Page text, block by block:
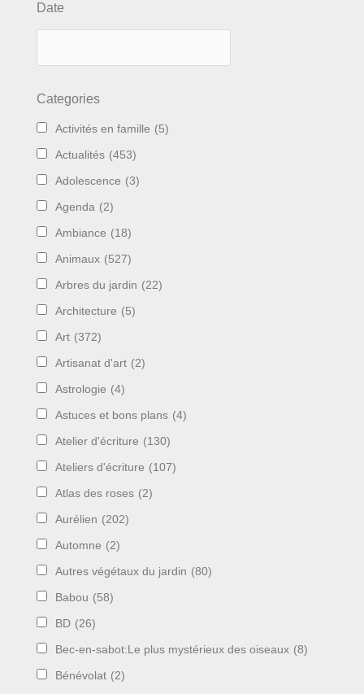
Date
Categories
Activités en famille (5)
Actualités (453)
Adolescence (3)
Agenda (2)
Ambiance (18)
Animaux (527)
Arbres du jardin (22)
Architecture (5)
Art (372)
Artisanat d'art (2)
Astrologie (4)
Astuces et bons plans (4)
Atelier d'écriture (130)
Ateliers d'écriture (107)
Atlas des roses (2)
Aurélien (202)
Automne (2)
Autres végétaux du jardin (80)
Babou (58)
BD (26)
Bec-en-sabot:Le plus mystérieux des oiseaux (8)
Bénévolat (2)